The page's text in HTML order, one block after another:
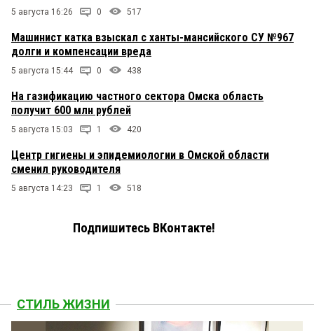
5 августа 16:26 0 517
Машинист катка взыскал с ханты-мансийского СУ №967
долги и компенсации вреда
5 августа 15:44 0 438
На газификацию частного сектора Омска область
получит 600 млн рублей
5 августа 15:03 1 420
Центр гигиены и эпидемиологии в Омской области
сменил руководителя
5 августа 14:23 1 518
Подпишитесь ВКонтакте!
СТИЛЬ ЖИЗНИ